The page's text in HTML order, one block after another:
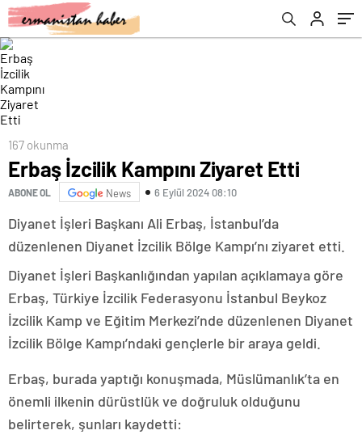
167 okunma
Erbaş İzcilik Kampını Ziyaret Etti
ABONE OL News 6 Eylül 2024 08:10
Diyanet İşleri Başkanı Ali Erbaş, İstanbul’da
düzenlenen Diyanet İzcilik Bölge Kampı’nı ziyaret etti.
Diyanet İşleri Başkanlığından yapılan açıklamaya göre
Erbaş, Türkiye İzcilik Federasyonu İstanbul Beykoz
İzcilik Kamp ve Eğitim Merkezi’nde düzenlenen Diyanet
İzcilik Bölge Kampı’ndaki gençlerle bir araya geldi.
Erbaş, burada yaptığı konuşmada, Müslümanlık’ta en
önemli ilkenin dürüstlük ve doğruluk olduğunu
belirterek, şunları kaydetti: